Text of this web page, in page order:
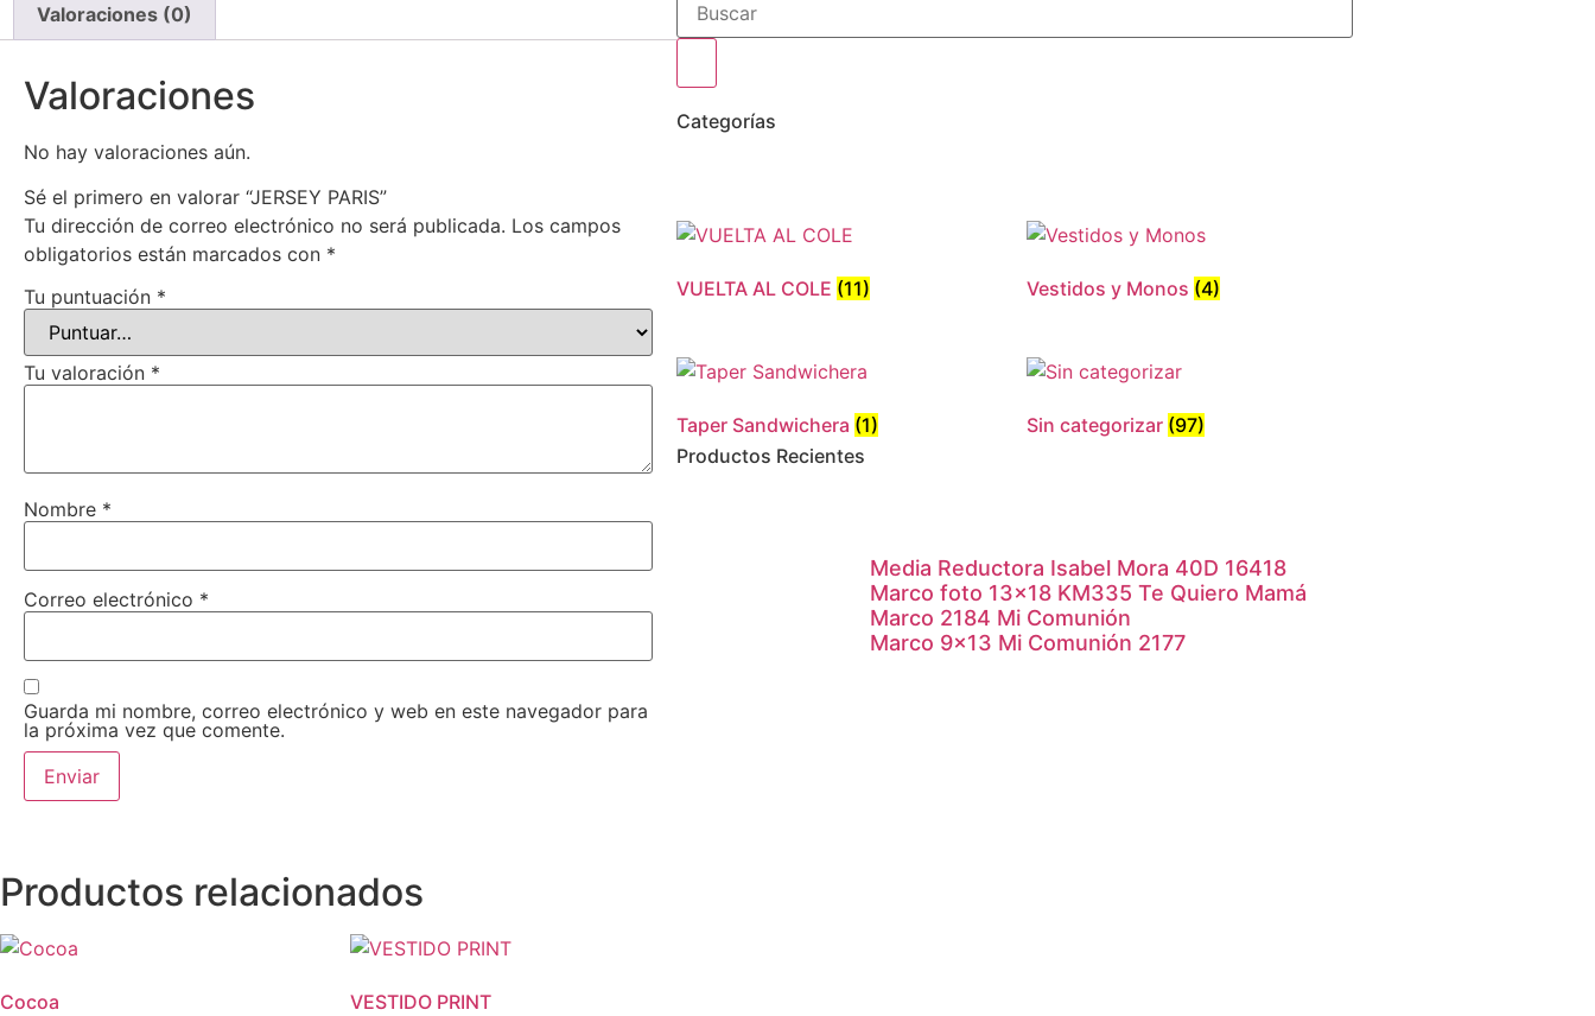
Valoraciones (0)
Valoraciones
No hay valoraciones aún.
Sé el primero en valorar “JERSEY PARIS”
Tu dirección de correo electrónico no será publicada. Los campos
obligatorios están marcados con *
Tu puntuación *
Tu valoración *
Nombre *
Correo electrónico *
Guarda mi nombre, correo electrónico y web en este navegador para
la próxima vez que comente.
Productos relacionados
Cocoa VESTIDO PRINT
Categorías
VUELTA AL COLE (11) Vestidos y Monos (4)
Taper Sandwichera (1) Sin categorizar (97)
Productos Recientes
Media Reductora Isabel Mora 40D 16418
Marco foto 13×18 KM335 Te Quiero Mamá
Marco 2184 Mi Comunión
Marco 9×13 Mi Comunión 2177